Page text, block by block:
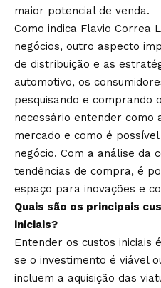
maior potencial de venda.
Como indica Flavio Correa
negócios, outro aspecto
de distribuição e as
automotivo, os
pesquisando e comprando
necessário entender como
mercado e como é
negócio. Com a análise da
tendências de compra, é
espaço para inovações e
Quais são os principais
iniciais?
Entender os custos iniciais
se o investimento é viável
incluem a aquisição das